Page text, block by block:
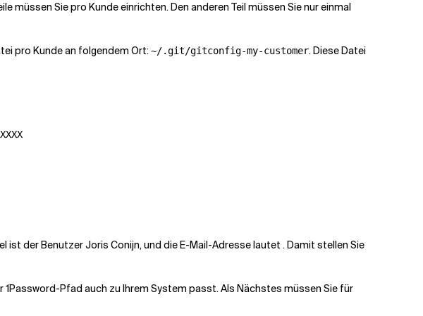
Sie pro Kunde einrichten. Den anderen Teil müssen Sie nur einmal
pro Kunde an folgendem Ort:~/.git/gitconfig-my-customer. Diese Datei
ist der Benutzer Joris Conijn, und die E-Mail-Adresse lautet . Damit stellen Sie
Pfad auch zu Ihrem System passt. Als Nächstes müssen Sie für